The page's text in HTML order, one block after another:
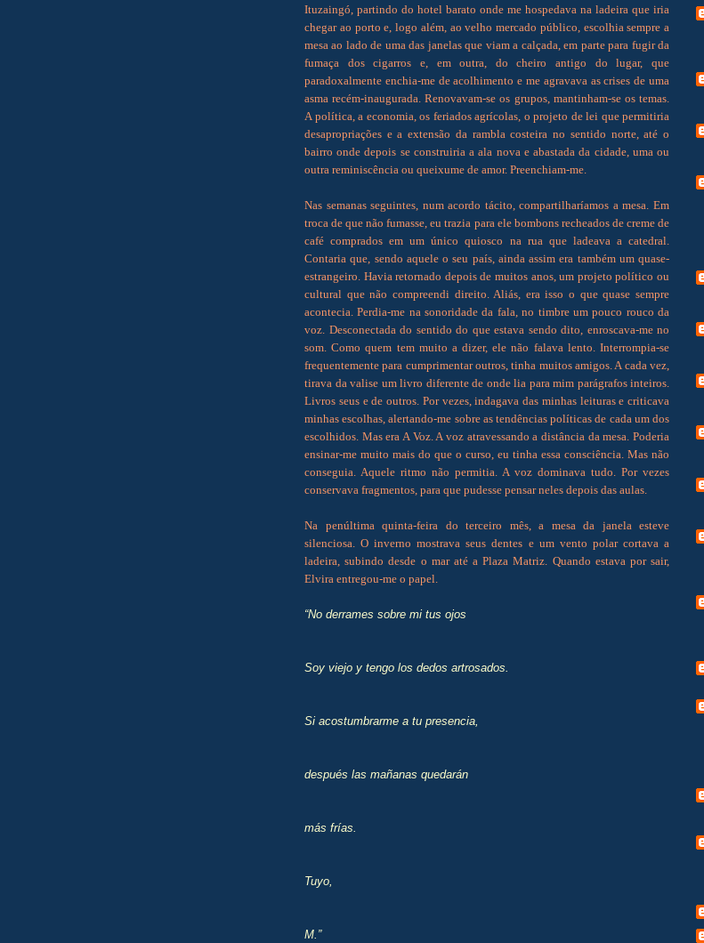
Ituzaingó, partindo do hotel barato onde me hospedava na ladeira que iria
chegar ao porto e, logo além, ao velho mercado público, escolhia sempre a
mesa ao lado de uma das janelas que viam a calçada, em parte para fugir da
fumaça dos cigarros e, em outra, do cheiro antigo do lugar, que
paradoxalmente enchia-me de acolhimento e me agravava as crises de uma
asma recém-inaugurada. Renovavam-se os grupos, mantinham-se os temas.
A política, a economia, os feriados agrícolas, o projeto de lei que permitiria
desapropriações e a extensão da rambla costeira no sentido norte, até o
bairro onde depois se construiria a ala nova e abastada da cidade, uma ou
outra reminiscência ou queixume de amor. Preenchiam-me.
Nas semanas seguintes, num acordo tácito, compartilharíamos a mesa. Em
troca de que não fumasse, eu trazia para ele bombons recheados de creme de
café comprados em um único quiosco na rua que ladeava a catedral.
Contaria que, sendo aquele o seu país, ainda assim era também um quase-
estrangeiro. Havia retornado depois de muitos anos, um projeto político ou
cultural que não compreendi direito. Aliás, era isso o que quase sempre
acontecia. Perdia-me na sonoridade da fala, no timbre um pouco rouco da
voz. Desconectada do sentido do que estava sendo dito, enroscava-me no
som. Como quem tem muito a dizer, ele não falava lento. Interrompia-se
frequentemente para cumprimentar outros, tinha muitos amigos. A cada vez,
tirava da valise um livro diferente de onde lia para mim parágrafos inteiros.
Livros seus e de outros. Por vezes, indagava das minhas leituras e criticava
minhas escolhas, alertando-me sobre as tendências políticas de cada um dos
escolhidos. Mas era A Voz. A voz atravessando a distância da mesa. Poderia
ensinar-me muito mais do que o curso, eu tinha essa consciência. Mas não
conseguia. Aquele ritmo não permitia. A voz dominava tudo. Por vezes
conservava fragmentos, para que pudesse pensar neles depois das aulas.
Na penúltima quinta-feira do terceiro mês, a mesa da janela esteve
silenciosa. O inverno mostrava seus dentes e um vento polar cortava a
ladeira, subindo desde o mar até a Plaza Matriz. Quando estava por sair,
Elvira entregou-me o papel.
“No derrames sobre mi tus ojos
Soy viejo y tengo los dedos artrosados.
Si acostumbrarme a tu presencia,
después las mañanas quedarán
más frías.
Tuyo,
M.”